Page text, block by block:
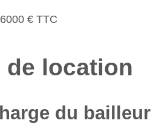
€ TTC
de location
du